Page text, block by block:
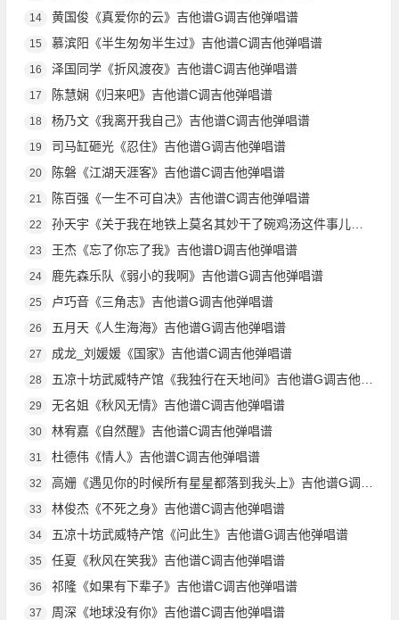
14 黄国俊《真爱你的云》吉他谱G调吉他弹唱谱
15 慕滨阳《半生匆匆半生过》吉他谱C调吉他弹唱谱
16 泽国同学《折风渡夜》吉他谱C调吉他弹唱谱
17 陈慧娴《归来吧》吉他谱C调吉他弹唱谱
18 杨乃文《我离开我自己》吉他谱C调吉他弹唱谱
19 司马缸砸光《忍住》吉他谱G调吉他弹唱谱
20 陈磐《江湖天涯客》吉他谱C调吉他弹唱谱
21 陈百强《一生不可自决》吉他谱C调吉他弹唱谱
22 孙天宇《关于我在地铁上莫名其妙干了碗鸡汤这件事儿》吉他谱G调吉他弹唱谱
23 王杰《忘了你忘了我》吉他谱D调吉他弹唱谱
24 鹿先森乐队《弱小的我啊》吉他谱G调吉他弹唱谱
25 卢巧音《三角志》吉他谱G调吉他弹唱谱
26 五月天《人生海海》吉他谱G调吉他弹唱谱
27 成龙_刘媛媛《国家》吉他谱C调吉他弹唱谱
28 五凉十坊武威特产馆《我独行在天地间》吉他谱G调吉他弹唱谱
29 无名姐《秋风无情》吉他谱C调吉他弹唱谱
30 林宥嘉《自然醒》吉他谱C调吉他弹唱谱
31 杜德伟《情人》吉他谱C调吉他弹唱谱
32 高姗《遇见你的时候所有星星都落到我头上》吉他谱G调吉他弹唱谱
33 林俊杰《不死之身》吉他谱C调吉他弹唱谱
34 五凉十坊武威特产馆《问此生》吉他谱G调吉他弹唱谱
35 任夏《秋风在笑我》吉他谱C调吉他弹唱谱
36 祁隆《如果有下辈子》吉他谱C调吉他弹唱谱
37 周深《地球没有你》吉他谱C调吉他弹唱谱